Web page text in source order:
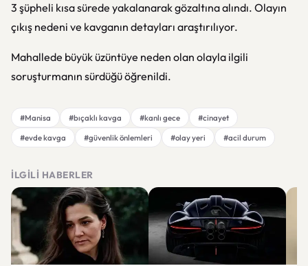
3 şüpheli kısa sürede yakalanarak gözaltına alındı. Olayın
çıkış nedeni ve kavganın detayları araştırılıyor.
Mahallede büyük üzüntüye neden olan olayla ilgili
soruşturmanın sürdüğü öğrenildi.
#Manisa #bıçaklı kavga #kanlı gece
#cinayet
#evde kavga
#güvenlik önlemleri #olay yeri #acil durum
İLGILI HABERLER